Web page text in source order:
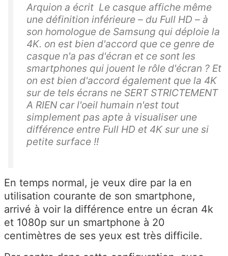
Arquion a écrit Le casque affiche même
une définition inférieure – du Full HD – à
son homologue de Samsung qui déploie la
4K. on est bien d'accord que ce genre de
casque n'a pas d'écran et ce sont les
smartphones qui jouent le rôle d'écran ? Et
on est bien d'accord également que la 4K
sur de tels écrans ne SERT STRICTEMENT
A RIEN car l'oeil humain n'est tout
simplement pas apte à visualiser une
différence entre Full HD et 4K sur une si
petite surface !!
En temps normal, je veux dire par la en
utilisation courante de son smartphone,
arrivé à voir la différence entre un écran 4k
et 1080p sur un smartphone à 20
centimètres de ses yeux est très difficile.